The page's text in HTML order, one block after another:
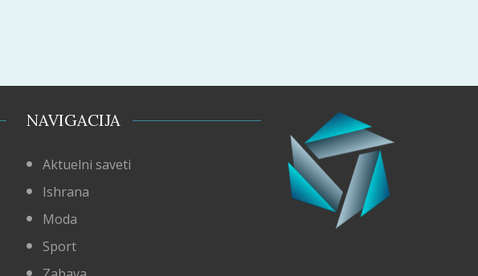
NAVIGACIJA
Aktuelni saveti
Ishrana
Moda
Sport